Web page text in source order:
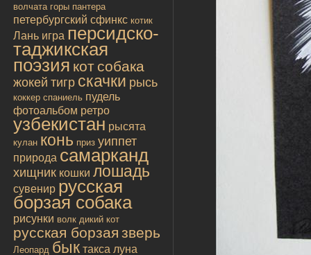
волчата горы пантера
петербургский сфинкс котик
Лань игра персидско-
таджикская
поэзия кот собака
жокей тигр скачки рысь
коккер спаниель пудель
фотоальбом ретро
узбекистан рысята
кулан конь приз уиппет
природа самарканд
хищник кошки лошадь
сувенир русская
борзая собака
рисунки волк дикий кот
русская борзая зверь
Леопард бык такса луна